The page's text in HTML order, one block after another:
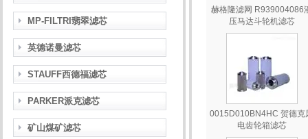
MP-FILTRI翡翠滤芯
英德诺曼滤芯
STAUFF西德福滤芯
PARKER派克滤芯
矿山煤矿滤芯
赫格隆滤网 R939004086
压马达斗轮机滤芯
0015D010BN4HC 贺德克
电齿轮箱滤芯